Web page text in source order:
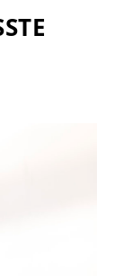
FE